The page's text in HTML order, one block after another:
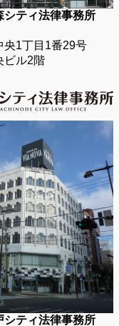
シティ法律事務所
1丁目1番29号
ル2階
シティ法律事務所